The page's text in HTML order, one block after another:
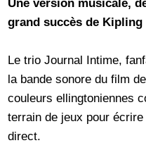
Une version musicale,
grand succès de Kipling
Le trio Journal Intime,
la bande sonore du film
couleurs ellingtoniennes
terrain de jeux pour
direct.